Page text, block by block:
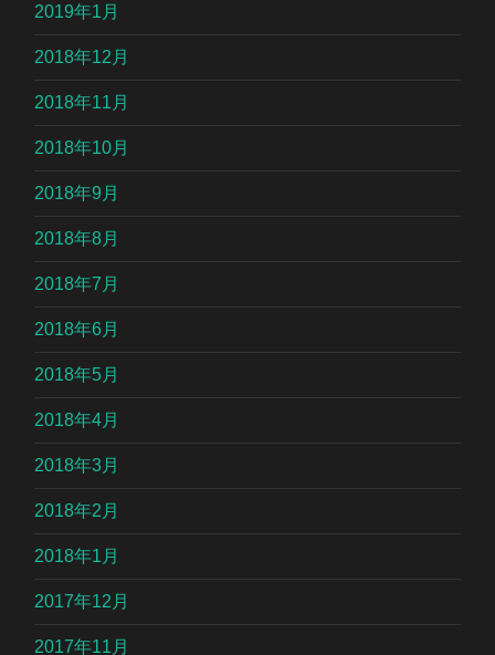
2019年1月
2018年12月
2018年11月
2018年10月
2018年9月
2018年8月
2018年7月
2018年6月
2018年5月
2018年4月
2018年3月
2018年2月
2018年1月
2017年12月
2017年11月